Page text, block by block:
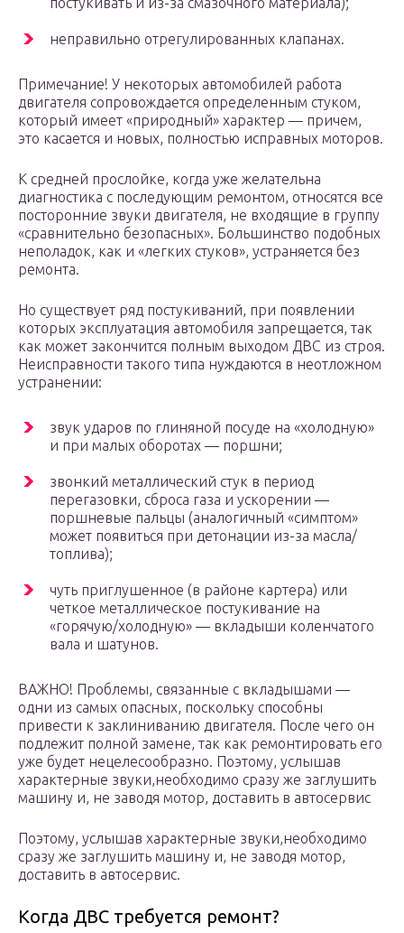
неправильно отрегулированных клапанах.
Примечание! У некоторых автомобилей работа
двигателя сопровождается определенным стуком,
который имеет «природный» характер — причем,
это касается и новых, полностью исправных моторов.
К средней прослойке, когда уже желательна
диагностика с последующим ремонтом, относятся все
посторонние звуки двигателя, не входящие в группу
«сравнительно безопасных». Большинство подобных
неполадок, как и «легких стуков», устраняется без
ремонта.
Но существует ряд постукиваний, при появлении
которых эксплуатация автомобиля запрещается, так
как может закончится полным выходом ДВС из строя.
Неисправности такого типа нуждаются в неотложном
устранении:
звук ударов по глиняной посуде на «холодную»
и при малых оборотах — поршни;
звонкий металлический стук в период
перегазовки, сброса газа и ускорении —
поршневые пальцы (аналогичный «симптом»
может появиться при детонации из-за масла/
топлива);
чуть приглушенное (в районе картера) или
четкое металлическое постукивание на
«горячую/холодную» — вкладыши коленчатого
вала и шатунов.
ВАЖНО! Проблемы, связанные с вкладышами —
одни из самых опасных, поскольку способны
привести к заклиниванию двигателя. После чего он
подлежит полной замене, так как ремонтировать его
уже будет нецелесообразно. Поэтому, услышав
характерные звуки,необходимо сразу же заглушить
машину и, не заводя мотор, доставить в автосервис
Поэтому, услышав характерные звуки,необходимо
сразу же заглушить машину и, не заводя мотор,
доставить в автосервис.
Когда ДВС требуется ремонт?